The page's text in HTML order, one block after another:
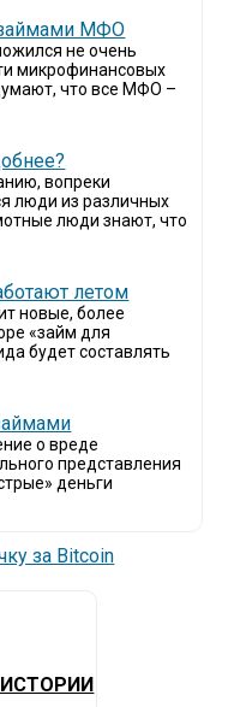
займами МФО
не очень
микрофинансовых
что все МФО –
вопреки
люди из различных
люди знают, что
летом
новые, более
«займ для
будет составлять
о вреде
представления
деньги